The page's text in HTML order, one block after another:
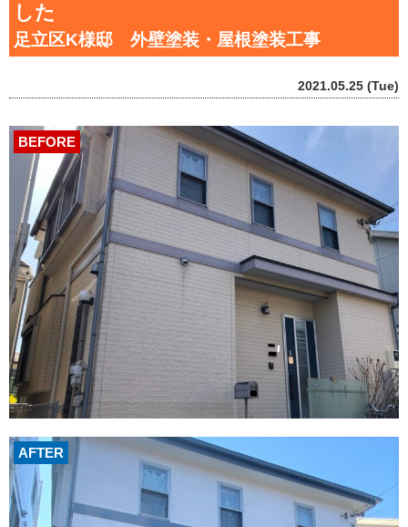
した
足立区K様邸 外壁塗装・屋根塗装工事
2021.05.25 (Tue)
AFTER
BEFORE